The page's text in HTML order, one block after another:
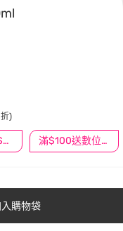
民生/髮類滿$388送舒潔冰巾 滿$100送數位印花
)
購物袋